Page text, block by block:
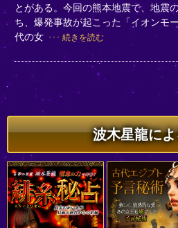
とがある。今回の熊本地震で、地震
ち、爆発事故が起こった「イオンモ
代の女
続きを読む
波木星龍に